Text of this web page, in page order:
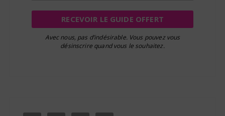
Avec nous, pas d’indésirable. Vous pouvez vous
désinscrire quand vous le souhaitez.